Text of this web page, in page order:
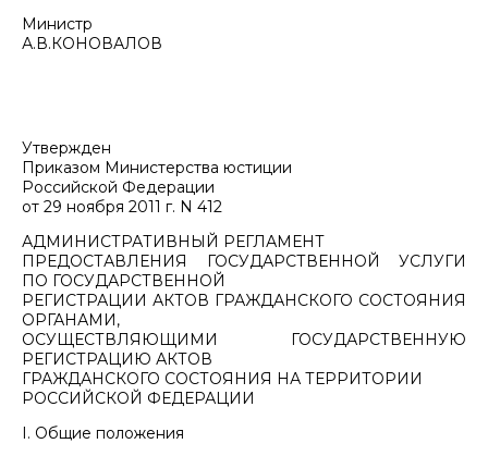
Министр
А.В.КОНОВАЛОВ
Утвержден
Приказом Министерства юстиции
Российской Федерации
от 29 ноября 2011 г. N 412
АДМИНИСТРАТИВНЫЙ РЕГЛАМЕНТ
ПРЕДОСТАВЛЕНИЯ ГОСУДАРСТВЕННОЙ УСЛУГИ
ПО ГОСУДАРСТВЕННОЙ
РЕГИСТРАЦИИ АКТОВ ГРАЖДАНСКОГО СОСТОЯНИЯ
ОРГАНАМИ,
ОСУЩЕСТВЛЯЮЩИМИ ГОСУДАРСТВЕННУЮ
РЕГИСТРАЦИЮ АКТОВ
ГРАЖДАНСКОГО СОСТОЯНИЯ НА ТЕРРИТОРИИ
РОССИЙСКОЙ ФЕДЕРАЦИИ
I. Общие положения